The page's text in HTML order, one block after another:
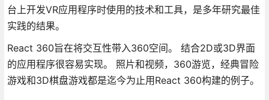
台上开发VR应用程序时使用的技术和工具，是多年研究最佳
实践的结果。
React 360旨在将交互性带入360空间。 结合2D或3D界面
的应用程序很容易实现。 照片和视频，360游览，经典冒险
游戏和3D棋盘游戏都是迄今为止用React 360构建的例子。